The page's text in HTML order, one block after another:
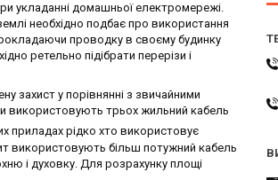
укладанні домашньої електромережі.
необхідно подбає про використання
проводку в своєму будинку
ретельно підібрати перерізи і
захист у порівнянні з звичайними
використовують трьох жильний кабель
приладах рідко хто використовує
використовують більш потужний кабель
і духовку. Для розрахунку площі